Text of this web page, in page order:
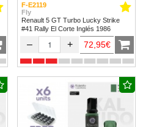
F-E2119
Fly
Renault 5 GT Turbo Lucky Strike
#41 Rally El Corte Inglés 1986
– + 72,95€